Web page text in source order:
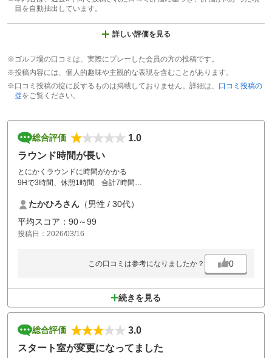
目を自動抽出しています。
詳しい評価を見る
※ゴルフ場の口コミは、実際にプレーした会員の方の投稿です。
※投稿内容には、個人的趣味や主観的な表現を含むことがあります。
※口コミ投稿の掟に反するものは掲載しておりません。詳細は、 口コミ投稿の
掟をご覧ください。
総合評価
1.0
ラウンド時間が長い
とにかくラウンドに時間がかかる
9Hで3時間、休憩1時間 合計7時間
コース的にはグリーンも早く、面白い、やりがいがあるホールがたくさ
んなだけに、、、
時間が掛かるのが無理な方はお勧めしません。
たかひろさん （男性 / 30代）
平均スコア：90～99
投稿日：2026/03/16
この口コミは参考になりましたか？ 0
続きを見る
総合評価
3.0
スタート室が変更になってました